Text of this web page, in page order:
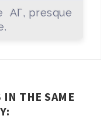
АГ, presque
IN THE SAME